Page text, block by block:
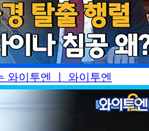
와이투엔 ㅣ 와이투엔